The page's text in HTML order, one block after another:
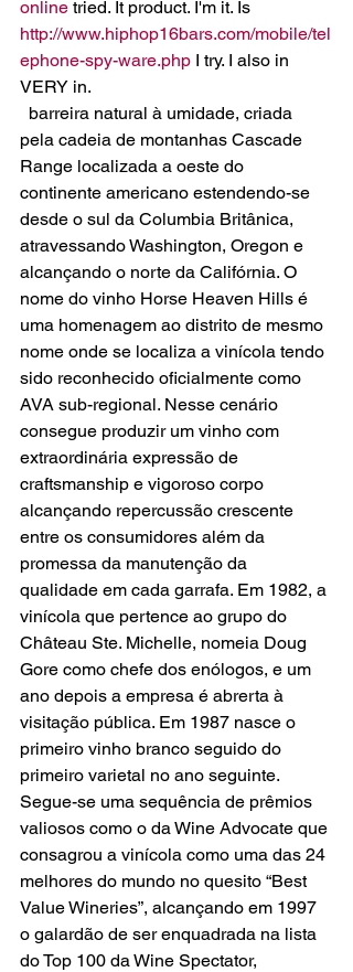
online tried. It product. I'm it. Is
http://www.hiphop16bars.com/mobile/tel
ephone-spy-ware.php I try. I also in
VERY in.
pela cadeia de montanhas Cascade
Range localizada a oeste do
continente americano estendendo-se
desde o sul da Columbia Britânica,
atravessando Washington, Oregon e
alcançando o norte da Califórnia. O
nome do vinho Horse Heaven Hills é
uma homenagem ao distrito de mesmo
nome onde se localiza a vinícola tendo
sido reconhecido oficialmente como
AVA sub-regional. Nesse cenário
consegue produzir um vinho com
extraordinária expressão de
craftsmanship e vigoroso corpo
alcançando repercussão crescente
entre os consumidores além da
promessa da manutenção da
qualidade em cada garrafa. Em 1982, a
vinícola que pertence ao grupo do
Château Ste. Michelle, nomeia Doug
Gore como chefe dos enólogos, e um
ano depois a empresa é abrerta à
visitação pública. Em 1987 nasce o
primeiro vinho branco seguido do
primeiro varietal no ano seguinte.
Segue-se uma sequência de prêmios
valiosos como o da Wine Advocate que
consagrou a vinícola como uma das 24
melhores do mundo no quesito “Best
Value Wineries”, alcançando em 1997
o galardão de ser enquadrada na lista
do Top 100 da Wine Spectator,